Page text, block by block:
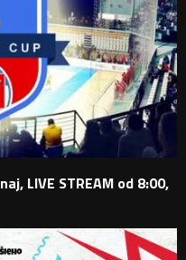
LIVE STREAM od 8:00,